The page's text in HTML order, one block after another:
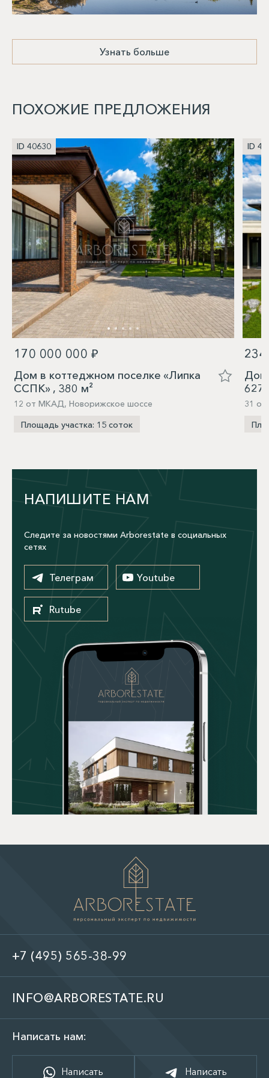
Узнать больше
ПОХОЖИЕ ПРЕДЛОЖЕНИЯ
ID 40630
170 000 000 ₽
Дом в коттеджном поселке «Липка
ССПК» , 380 м²
12 от МКАД, Новорижское шоссе
Площадь участка: 15 соток
ID
Дом
31
НАПИШИТЕ НАМ
Следите за новостями Arborestate в социальных
сетях
Телеграм Youtube
Rutube
+7 (495) 565-38-99
INFO@ARBORESTATE.RU
Написать нам:
Написать Написать